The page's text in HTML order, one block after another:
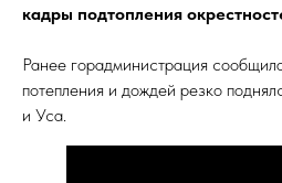
кадры подтопления
Ранее горадминистрация
потепления и дождей резко
и Уса.